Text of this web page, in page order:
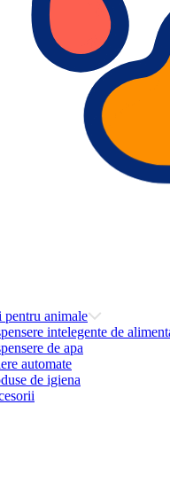
pentru animale
intelegente de
de apa
automate
de igiena